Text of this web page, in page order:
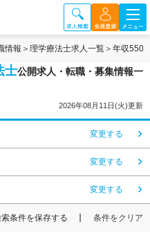
情報 理学療法士求人一覧 年収550
士公開求人・転職・募集情報一
2026年08月11日(火)更新
変更する
変更する
変更する
索条件を保存する 条件をクリア